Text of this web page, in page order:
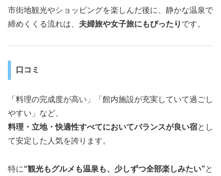
市街地観光やショッピングを楽しんだ後に、静かな温泉で
締めくくる流れは、 夫婦旅や女子旅にもぴったり です。
口コミ
「料理の完成度が高い」「館内施設が充実していて過ごし
やすい」など、
料理・立地・快適性すべてにおいてバランスが良い宿とし
て安定した人気を誇ります。
特に“観光もグルメも温泉も、少しずつ全部楽しみたい”と